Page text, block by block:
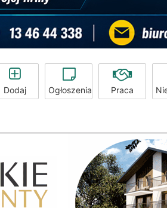
Dodaj Ogłoszenia Praca